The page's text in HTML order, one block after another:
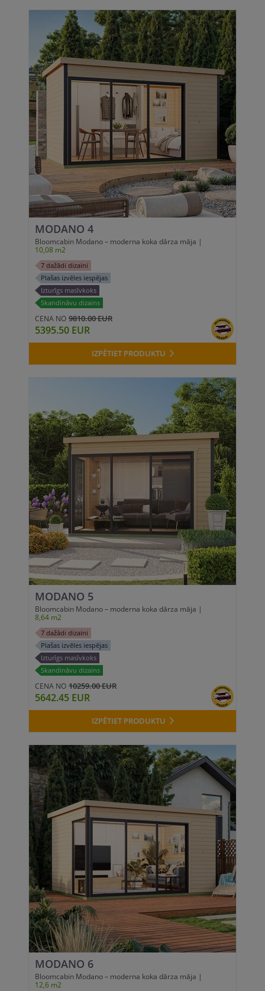
MODANO 4
Bloomcabin Modano – moderna koka dārza māja |
10,08 m2
7 dažādi dizaini
Plašas izvēles iespējas
Izturīgs masīvkoks
Skandināvu dizains
CENA NO 9810.00 EUR
5395.50 EUR
IZPĒTIET PRODUKTU
MODANO 5
Bloomcabin Modano – moderna koka dārza māja |
8,64 m2
7 dažādi dizaini
Plašas izvēles iespējas
Izturīgs masīvkoks
Skandināvu dizains
CENA NO 10259.00 EUR
5642.45 EUR
IZPĒTIET PRODUKTU
MODANO 6
Bloomcabin Modano – moderna koka dārza māja |
12,6 m2